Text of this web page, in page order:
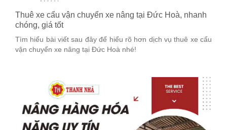
Thuê xe cẩu vận chuyển xe nâng tại Đức Hoà, nhanh
chóng, giá tốt
Tìm hiểu bài viết sau đây để hiểu rõ hơn dịch vụ thuê xe cẩu
vận chuyển xe nâng tại Đức Hoà nhé!